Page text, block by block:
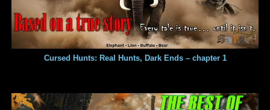
Cursed Hunts: Real Hunts, Dark Ends – chapter 1